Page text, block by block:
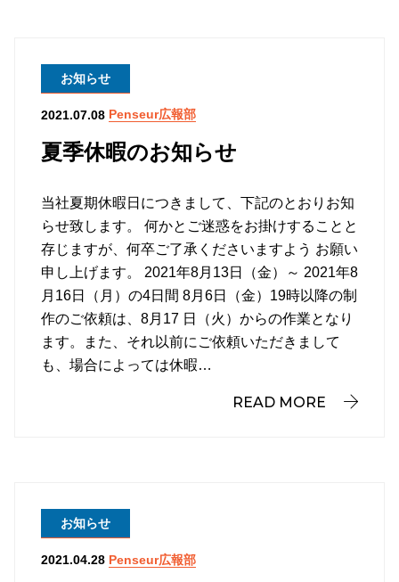
夏季休暇のお知らせ
お知らせ
2021.07.08 Penseur広報部
当社夏期休暇日につきまして、下記のとおりお知
らせ致します。 何かとご迷惑をお掛けすることと
存じますが、何卒ご了承くださいますよう お願い
申し上げます。 2021年8月13日（金）～ 2021年8
月16日（月）の4日間 8月6日（金）19時以降の制
作のご依頼は、8月17 日（火）からの作業となり
ます。また、それ以前にご依頼いただきまして
も、場合によっては休暇…
READ MORE
お知らせ
2021.04.28 Penseur広報部